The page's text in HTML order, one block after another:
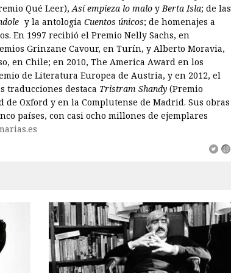
Qué Leer),Así empieza lo malo yBerta Isla; de las
y la antología Cuentos únicos; de homenajes a
En 1997 recibió el Premio Nelly Sachs, en
Grinzane Cavour, en Turín, y Alberto Moravia,
en Chile; en 2010, The America Award en los
de Literatura Europea de Austria, y en 2012, el
traducciones destaca Tristram Shandy (Premio
Oxford y en la Complutense de Madrid. Sus obras
países, con casi ocho millones de ejemplares